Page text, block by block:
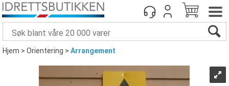
Hjem>Orientering>Arrangement